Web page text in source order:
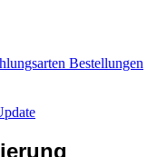
Bestellungen